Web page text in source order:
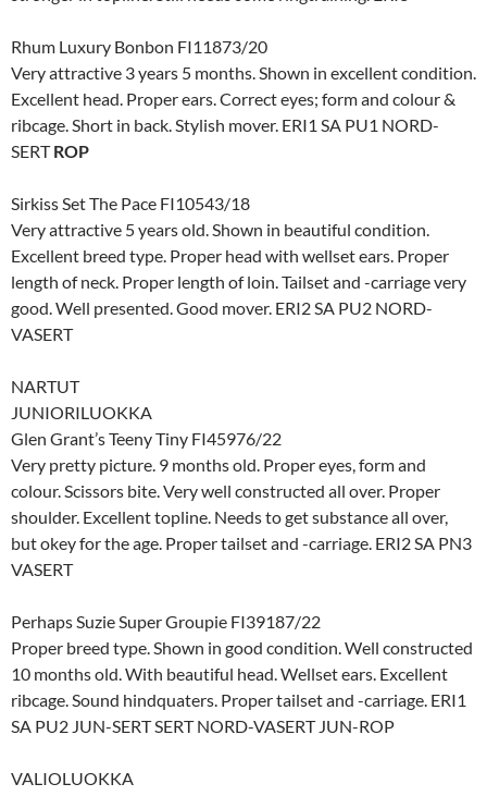
Rhum Luxury Bonbon FI11873/20
Very attractive 3 years 5 months. Shown in excellent condition.
Excellent head. Proper ears. Correct eyes; form and colour &
ribcage. Short in back. Stylish mover. ERI1 SA PU1 NORD-
SERTROP
Sirkiss Set The Pace FI10543/18
Very attractive 5 years old. Shown in beautiful condition.
Excellent breed type. Proper head with wellset ears. Proper
length of neck. Proper length of loin. Tailset and -carriage very
good. Well presented. Good mover. ERI2 SA PU2 NORD-
VASERT
NARTUT
JUNIORILUOKKA
Glen Grant’s Teeny Tiny FI45976/22
Very pretty picture. 9 months old. Proper eyes, form and
colour. Scissors bite. Very well constructed all over. Proper
shoulder. Excellent topline. Needs to get substance all over,
but okey for the age. Proper tailset and -carriage. ERI2 SA PN3
VASERT
Perhaps Suzie Super Groupie FI39187/22
Proper breed type. Shown in good condition. Well constructed
10 months old. With beautiful head. Wellset ears. Excellent
ribcage. Sound hindquaters. Proper tailset and -carriage. ERI1
SA PU2 JUN-SERT SERT NORD-VASERT JUN-ROP
VALIOLUOKKA